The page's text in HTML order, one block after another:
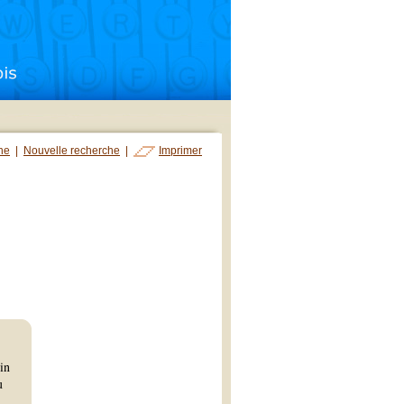
Nouvelle recherche Imprimer